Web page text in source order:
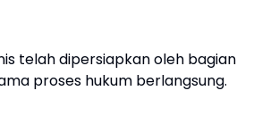
telah dipersiapkan oleh bagian
proses hukum berlangsung.